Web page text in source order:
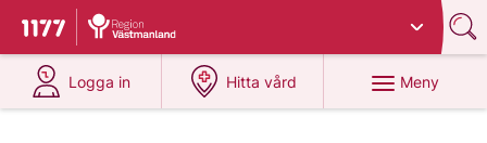
Till startsidan för 1177
Du har valt region
Logga in
på 1177.se
Hitta vård
på 1177.se
Meny